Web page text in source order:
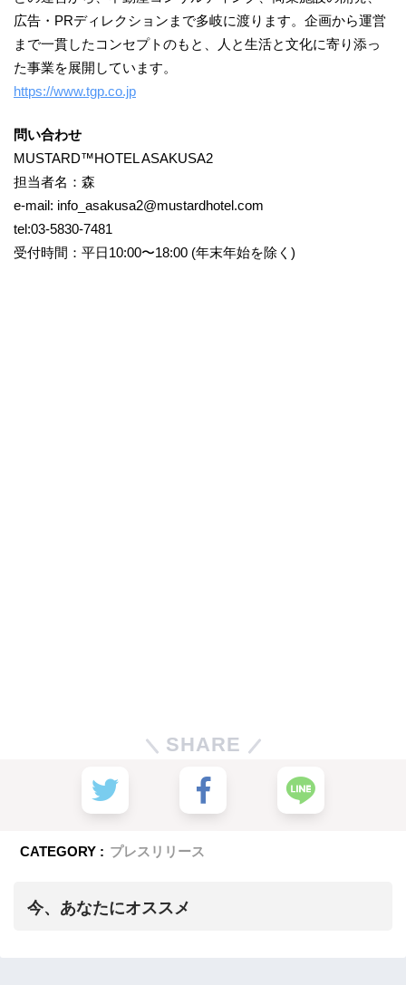
広告・PRディレクションまで多岐に渡ります。企画から運営
まで一貫したコンセプトのもと、人と生活と文化に寄り添っ
た事業を展開しています。
https://www.tgp.co.jp
問い合わせ
MUSTARD™️HOTEL ASAKUSA2
担当者名：森
e-mail: info_asakusa2@mustardhotel.com
tel:03-5830-7481
受付時間：平日10:00〜18:00 (年末年始を除く)
SHARE
CATEGORY : プレスリリース
今、あなたにオススメ